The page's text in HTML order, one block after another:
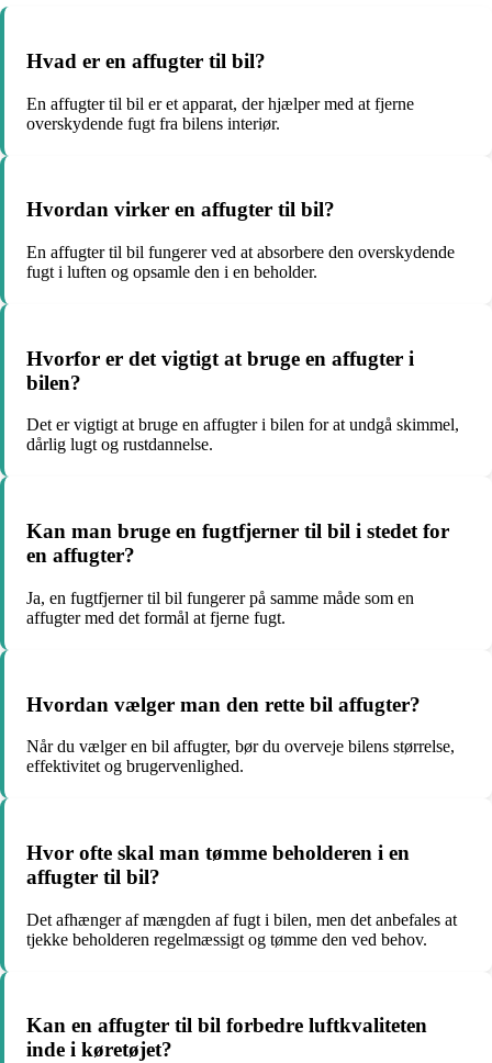
Hvad er en affugter til bil?
En affugter til bil er et apparat, der hjælper med at fjerne
overskydende fugt fra bilens interiør.
Hvordan virker en affugter til bil?
En affugter til bil fungerer ved at absorbere den overskydende
fugt i luften og opsamle den i en beholder.
Hvorfor er det vigtigt at bruge en affugter i
bilen?
Det er vigtigt at bruge en affugter i bilen for at undgå skimmel,
dårlig lugt og rustdannelse.
Kan man bruge en fugtfjerner til bil i stedet for
en affugter?
Ja, en fugtfjerner til bil fungerer på samme måde som en
affugter med det formål at fjerne fugt.
Hvordan vælger man den rette bil affugter?
Når du vælger en bil affugter, bør du overveje bilens størrelse,
effektivitet og brugervenlighed.
Hvor ofte skal man tømme beholderen i en
affugter til bil?
Det afhænger af mængden af fugt i bilen, men det anbefales at
tjekke beholderen regelmæssigt og tømme den ved behov.
Kan en affugter til bil forbedre luftkvaliteten
inde i køretøjet?